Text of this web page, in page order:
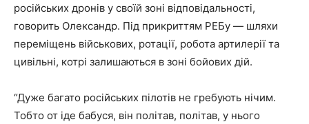
російських дронів у своїй зоні відповідальності,
говорить Олександр. Під прикриттям РЕБу — шляхи
переміщень військових, ротації, робота артилерії та
цивільні, котрі залишаються в зоні бойових дій.
“Дуже багато російських пілотів не гребують нічим.
Тобто от іде бабуся, він політав, політав, у нього